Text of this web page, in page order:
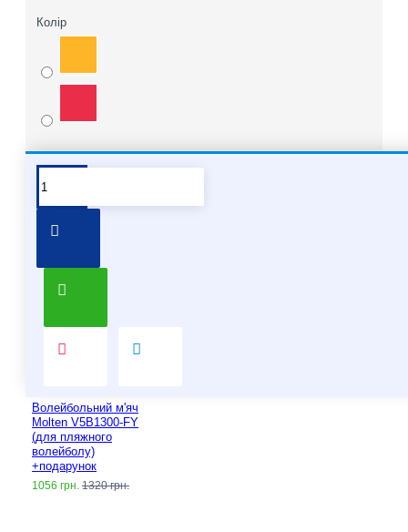
Колір
Волейбольний м'яч
Molten V5B1300-FY
(для пляжного
волейболу)
+подарунок
1056 грн. 1320 грн.